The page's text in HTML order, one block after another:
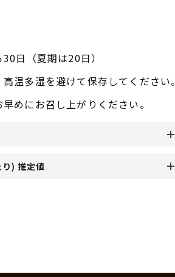
日（夏期は20日）
高温多湿を避けて保存してください。
早めにお召し上がりください。
) 推定値